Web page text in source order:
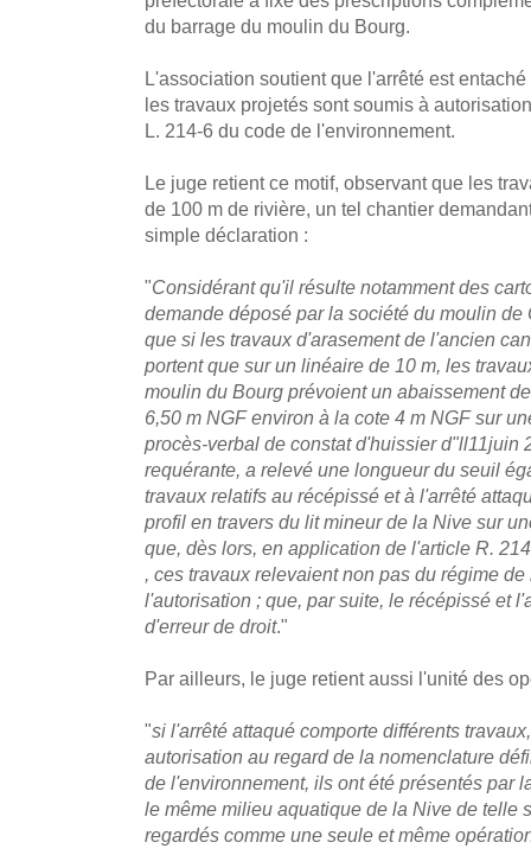
du barrage du moulin du Bourg.
L'association soutient que l'arrêté est
les travaux projetés sont soumis à
L. 214-6 du code de l'environnement.
Le juge retient ce motif, observant que les
de 100 m de rivière, un tel chantier
simple déclaration :
"Considérant qu'il résulte notamment des
demande déposé par la société du moulin de
que si les travaux d'arasement de l'ancien
portent que sur un linéaire de 10 m, les
moulin du Bourg prévoient un abaissement
6,50 m NGF environ à la cote 4 m NGF sur
procès-verbal de constat d'huissier d"ll11juin
requérante, a relevé une longueur du seuil
travaux relatifs au récépissé et à l'arrêté
profil en travers du lit mineur de la Nive sur
que, dès lors, en application de l'article R.
, ces travaux relevaient non pas du régime
l'autorisation ; que, par suite, le récépissé et
d'erreur de droit."
Par ailleurs, le juge retient aussi l'unité des
"si l'arrêté attaqué comporte différents
autorisation au regard de la nomenclature
de l'environnement, ils ont été présentés par
le même milieu aquatique de la Nive de telle
regardés comme une seule et même